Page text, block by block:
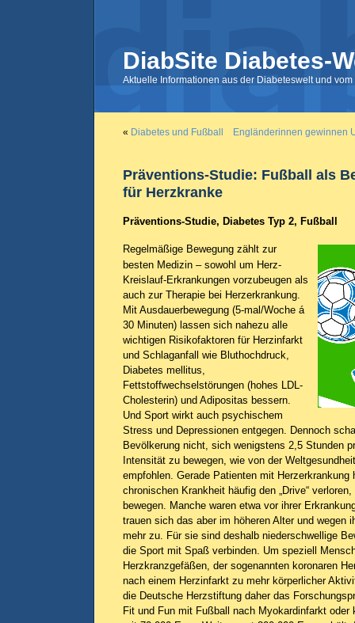
DiabSite Diabetes-
Aktuelle Informationen aus der Diabeteswelt und
« Diabetes und Fußball Engländerinnen gewinnen
Präventions-Studie: Fußball als
für Herzkranke
Präventions-Studie, Diabetes Typ 2, Fußball
Regelmäßige Bewegung zählt zur
besten Medizin – sowohl um Herz-
Kreislauf-Erkrankungen vorzubeugen als
auch zur Therapie bei Herzerkrankung.
Mit Ausdauerbewegung (5-mal/Woche á
30 Minuten) lassen sich nahezu alle
wichtigen Risikofaktoren für Herzinfarkt
und Schlaganfall wie Bluthochdruck,
Diabetes mellitus,
Fettstoffwechselstörungen (hohes LDL-
Cholesterin) und Adipositas bessern.
Und Sport wirkt auch psychischem
Stress und Depressionen entgegen. Dennoch
Bevölkerung nicht, sich wenigstens 2,5 Stunden
Intensität zu bewegen, wie von der
empfohlen. Gerade Patienten mit Herzerkrankung
chronischen Krankheit häufig den „Drive“
bewegen. Manche waren etwa vor ihrer
trauen sich das aber im höheren Alter und wegen
mehr zu. Für sie sind deshalb niederschwellige
die Sport mit Spaß verbinden. Um speziell
Herzkranzgefäßen, der sogenannten koronaren
nach einem Herzinfarkt zu mehr körperlicher
die Deutsche Herzstiftung daher das
Fit und Fun mit Fußball nach Myokardinfarkt oder